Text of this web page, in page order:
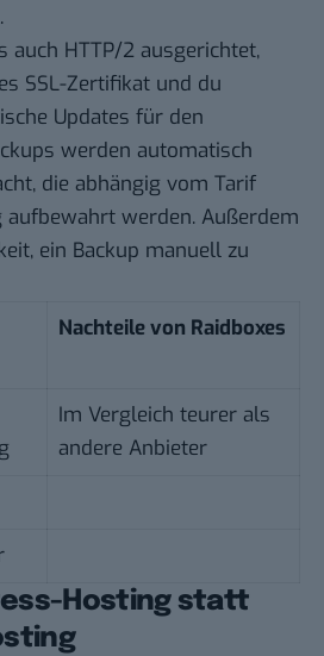
auch HTTP/2 ausgerichtet,
SSL-Zertifikat und du
Updates für den
werden automatisch
die abhängig vom Tarif
werden. Außerdem
ein Backup manuell zu
Nachteile von Raidboxes
Im Vergleich teurer als
andere Anbieter
Hosting statt